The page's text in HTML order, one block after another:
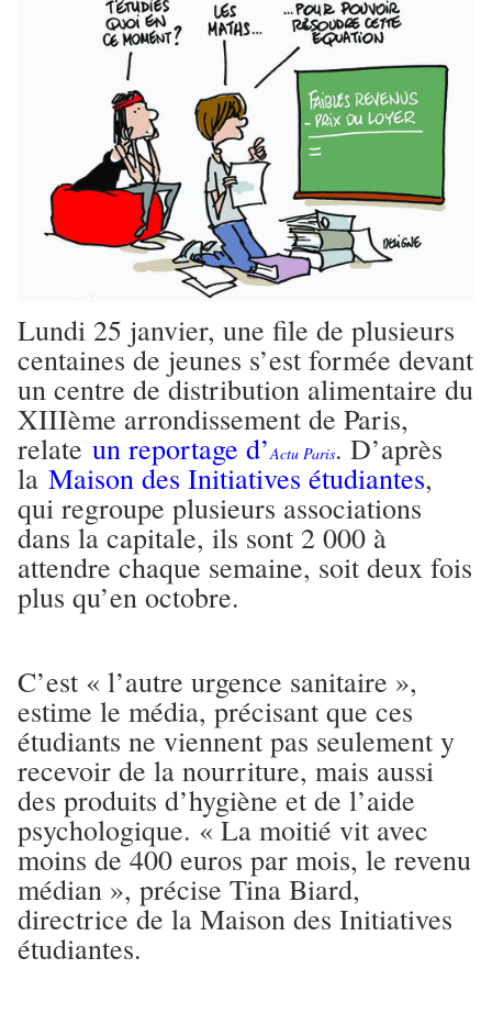
Lundi 25 janvier, une file de plusieurs
centaines de jeunes s’est formée devant
un centre de distribution alimentaire du
XIIIème arrondissement de Paris,
relate un reportage d’Actu Paris. D’après
la Maison des Initiatives étudiantes,
qui regroupe plusieurs associations
dans la capitale, ils sont 2 000 à
attendre chaque semaine, soit deux fois
plus qu’en octobre.
C’est « l’autre urgence sanitaire »,
estime le média, précisant que ces
étudiants ne viennent pas seulement y
recevoir de la nourriture, mais aussi
des produits d’hygiène et de l’aide
psychologique. « La moitié vit avec
moins de 400 euros par mois, le revenu
médian », précise Tina Biard,
directrice de la Maison des Initiatives
étudiantes.